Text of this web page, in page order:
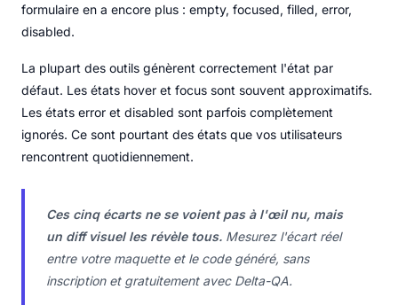
formulaire en a encore plus : empty, focused, filled, error,
disabled.
La plupart des outils génèrent correctement l'état par
défaut. Les états hover et focus sont souvent approximatifs.
Les états error et disabled sont parfois complètement
ignorés. Ce sont pourtant des états que vos utilisateurs
rencontrent quotidiennement.
Ces cinq écarts ne se voient pas à l'œil nu, mais
un diff visuel les révèle tous. Mesurez l'écart réel
entre votre maquette et le code généré, sans
inscription et gratuitement avec Delta-QA.